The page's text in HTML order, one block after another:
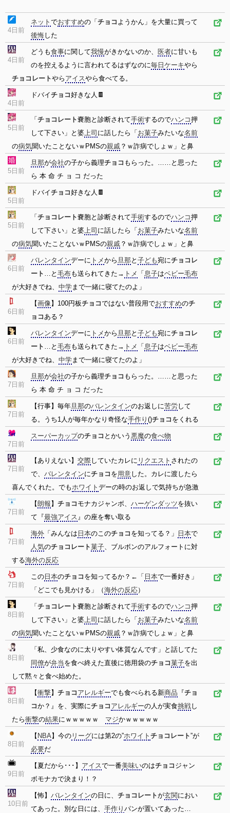
4日前
ネット でおすすめの「 チョコ ようかん」を大量に買って
後悔した
4日前
どうも食事に関して我慢がきかないのか、 医者に甘いも
のを控えるように言われてるはずなのに毎日 ケーキやら
チョコレートやら アイスやら食べてる。
4日前
ドバイチョコ好きな人🍫
5日前
「 チョコレート嚢胞と診断されて手術するのでハンコ押
して下さい」と婆上司 に話したら「 お菓子みたいな名前
の病気聞いたことないｗPMSの親戚 ？ｗ詐病でしょｗ」と鼻
5日前
旦那が会社の子から義理チョコ もらった。……と思った
ら 本 命 チ ョ コ だった
5日前
ドバイチョコ好きな人🍫
5日前
「 チョコレート嚢胞と診断されて手術するのでハンコ押
して下さい」と婆上司 に話したら「 お菓子みたいな名前
の病気聞いたことないｗPMSの親戚 ？ｗ詐病でしょｗ」と鼻
6日前
バレンタインデーに トメから旦那 と 子ども宛にチョコレ
ート …と 毛布も送られてきた→ トメ 「 息子はベビー毛布
が大好きでね、 中学まで一緒に寝てたのよ」
6日前
【画像】100円板チョコではない普段用でおすすめのチ
ョコある？
6日前
バレンタインデーに トメから旦那 と 子ども宛にチョコレ
ート …と 毛布も送られてきた→ トメ 「 息子はベビー毛布
が大好きでね、 中学まで一緒に寝てたのよ」
7日前
旦那が会社の子から義理チョコ もらった。……と思った
ら 本 命 チ ョ コ だった
7日前
【行事】毎年旦那のバレンタインのお返しに苦労して
る。うち1人が毎年かなり奇怪な手作り ()チョコ をくれる
7日前
スーパーカップのチョコ とかいう 悪魔の食べ物
7日前
【ありえない】 交際していたカレに リクエスト されたの
で、 バレンタインにチョコ を用意した。カレに渡したら
喜んでくれた。でもホワイト デーの時のお返しで気持ちが急激
7日前
【朗報 】 チョコ モナカジャンボ、 ハーゲンダッツを抜い
て『最強アイス』の座を奪い取る
7日前
海外 「みんなは 日本のこのチョコ を知ってる？」 日本で
人気のチョコレート菓子、ブルボンのアルフォートに対
する海外の反応
7日前
この 日本のチョコ を知ってるか？←「 日本で一番好き」
「どこでも見かける」（海外の反応）
8日前
「 チョコレート嚢胞と診断されて手術するのでハンコ押
して下さい」と婆上司 に話したら「 お菓子みたいな名前
の病気聞いたことないｗPMSの親戚 ？ｗ詐病でしょｗ」と鼻
8日前
「私、少食なのに太りやすい体質なんです」と話してた
同僚が弁当 を食べ終えた直後に徳用袋のチョコ菓子を出
して黙々と食べ始めた。
8日前
【衝撃】 チョコ アレルギーでも食べられる新商品 『チョ
コか？』を、実際にチョコ アレルギーの人が実食挑戦し
たら衝撃の結果にｗｗｗｗｗ マジかｗｗｗｗｗ
8日前
【 NBA】今の リーグには第2の”ホワイト チョコレート”が
必要だ
9日前
【夏だから･･･】 アイスで一番美味いのはチョコ ジャン
ボモナカで決まり！？
10日前
【怖】 バレンタインの日に、 チョコレートが玄関におい
てあった。別な日には、 手作り パンが置いてあった…